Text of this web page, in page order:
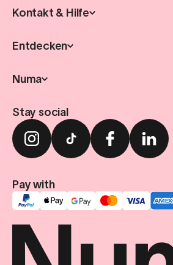
Kontakt & Hilfe
Entdecken
Numa
Stay social
Pay with